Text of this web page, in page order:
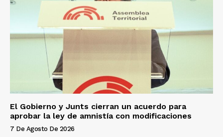
El Gobierno y Junts cierran un acuerdo para
aprobar la ley de amnistía con modificaciones
7 De Agosto De 2026